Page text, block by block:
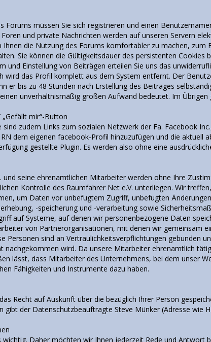
Forums müssen Sie sich registrieren und einen
und private Nachrichten werden auf unseren Servern
die Nutzung des Forums komfortabler zu machen,
Sie können die Gültigkeitsdauer des persistenten
und Einstellung von Beiträgen erteilen Sie uns das
wird das Profil komplett aus dem System entfernt. Der
er bis zu 48 Stunden nach Erstellung des Beitrages
unverhältnismäßig großen Aufwand bedeutet. Im Übrigen
mir“-Button
zudem Links zum sozialen Netzwerk der Fa. Facebook
dem eigenen facebook-Profil hinzuzufügen und die aktuell
gestellte Plugin. Es werden also ohne eine
und seine ehrenamtlichen Mitarbeiter werden ohne Ihre
Kontrolle des Raumfahrer Net e.V. unterliegen. Wir
um Daten vor unbefugtem Zugriff, unbefugten
-speicherung und -verarbeitung sowie
auf Systeme, auf denen wir personenbezogene Daten
von Partnerorganisationen, mit denen wir gemeinsam
Personen sind an Vertraulichkeitsverpflichtungen gebunden
nachgekommen wird. Da unsere Mitarbeiter ehrenamtlich
lässt, dass Mitarbeiter des Unternehmens, bei dem unser
Fähigkeiten und Instrumente dazu haben.
Recht auf Auskunft über die bezüglich Ihrer Person
gibt der Datenschutzbeauftragte Steve Münker (Adresse wie
wichtig. Daher möchten wir Ihnen jederzeit Rede und Antwort